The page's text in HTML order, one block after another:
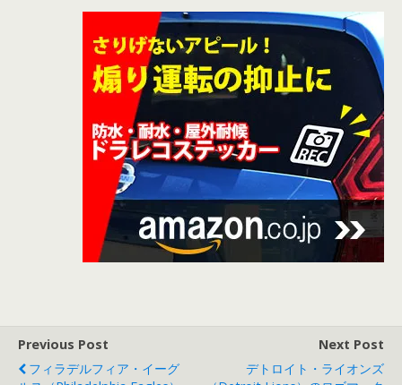
Previous Post
フィラデルフィア・イーグ
Next Post
デトロイト・ライオンズ